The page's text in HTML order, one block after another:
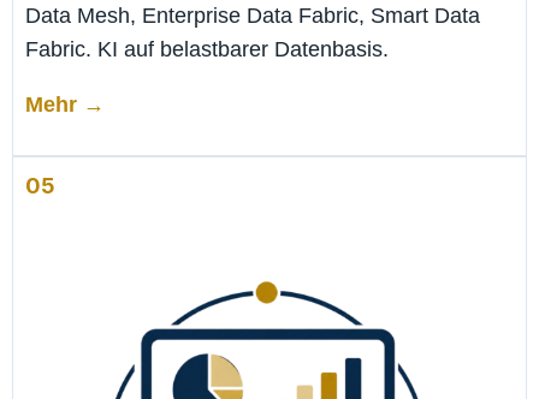
Data Mesh, Enterprise Data Fabric, Smart Data
Fabric. KI auf belastbarer Datenbasis.
Mehr →
05